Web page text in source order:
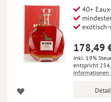
40+
178,49
Inkl. 19%
Informationen